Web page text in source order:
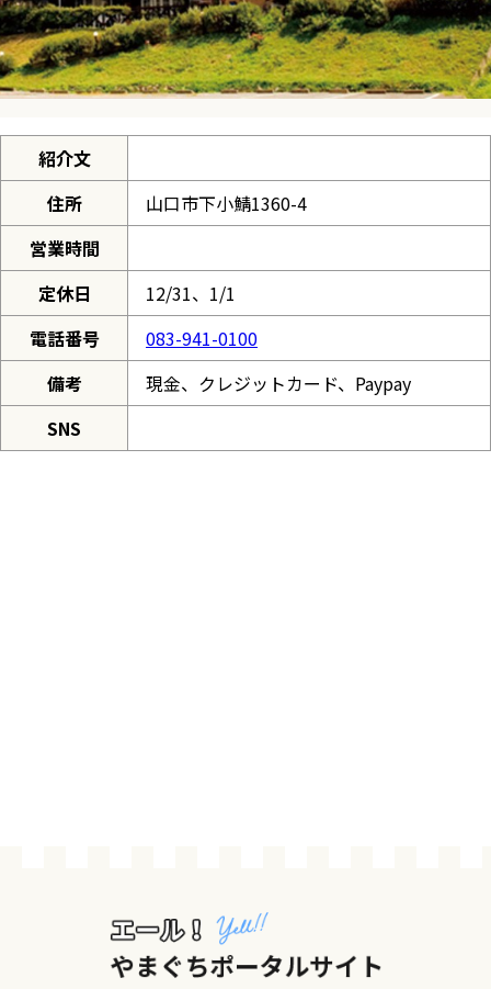
紹介文
住所
山口市下小鯖1360-4
営業時間
定休日
12/31、1/1
電話番号
083-941-0100
備考
現金、クレジットカード、Paypay
SNS